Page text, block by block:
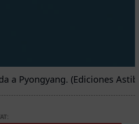
a Pyongyang. (Ediciones